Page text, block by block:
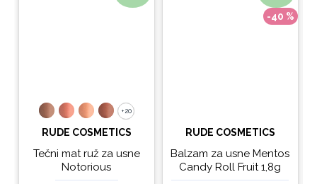
+20
+20
RUDE COSMETICS
Tečni mat ruž za usne
Notorious
-40 %
RUDE COSMETICS
Balzam za usne Mentos
Candy Roll Fruit 1,8g